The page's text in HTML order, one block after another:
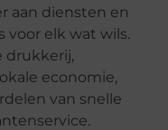
aan diensten en
voor elk wat wils.
drukkerij,
economie,
van snelle